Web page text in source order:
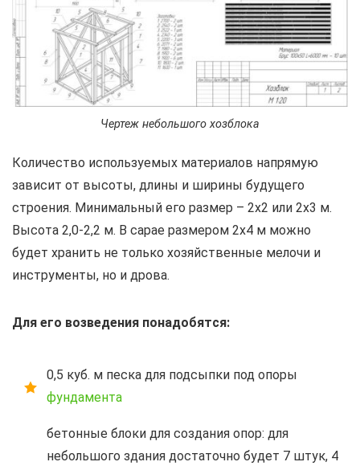
Чертеж небольшого хозблока
Количество используемых материалов напрямую
зависит от высоты, длины и ширины будущего
строения. Минимальный его размер – 2х2 или 2х3 м.
Высота 2,0-2,2 м. В сарае размером 2х4 м можно
будет хранить не только хозяйственные мелочи и
инструменты, но и дрова.
Для его возведения понадобятся:
0,5 куб. м песка для подсыпки под опоры
фундамента
бетонные блоки для создания опор: для
небольшого здания достаточно будет 7 штук, 4